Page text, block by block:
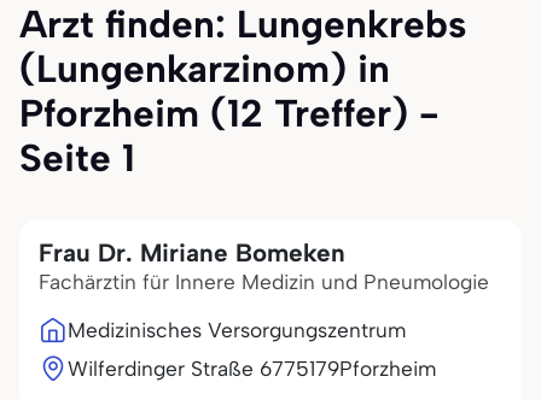
Arzt finden: Lungenkrebs
(Lungenkarzinom) in
Pforzheim (12 Treffer) -
Seite 1
Frau Dr. Miriane Bomeken
Fachärztin für Innere Medizin und Pneumologie
Medizinisches Versorgungszentrum
Wilferdinger Straße 6775179Pforzheim